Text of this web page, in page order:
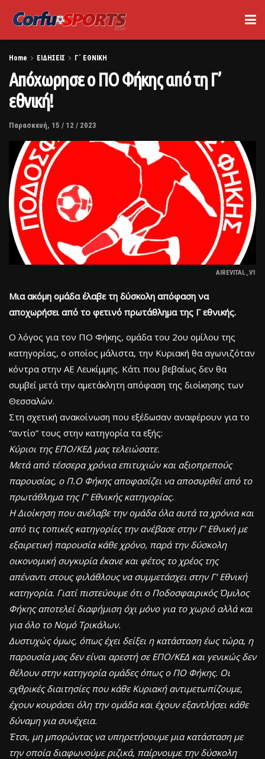
Home ΕΙΔΗΣΕΙΣ Γ΄ ΕΘΝΙΚΗ
Απόχωρησε ο ΠΟ Φήκης από τη Γ’
εθνική!
Παρασκευή, 15 / 12 / 2023
AIREVITAL_V1
Μια ακόμη ομάδα έλαβε τη δύσκολη απόφαση να
αποχωρήσει από το φετινό πρωτάθλημα της Γ εθνικής.
Ο λόγος για τον ΠΟ Φήκης, ομάδα του 2ου ομίλου της
κατηγορίας, ο οποίος μάλιστα, την Κυριακή θα αγωνιζόταν
κόντρα στην ΑΕ Λευκίμμης. Κάτι που βεβαίως δεν θα
συμβεί μετά την αμετάκλητη απόφαση της διοίκησης των
Θεσσαλών.
Στη σχετική ανακοίνωση που εξέδωσαν αναφέρουν για το
“αντίο” τους στην κατηγορία τα εξής:
Κύριοι της ΕΠΟ/ΚΕΔ μας τελειώσατε.
Mετά από τέσσερα χρόνια επιτυχιών και αξιοπρεπούς
παρουσίας, ο Π.Ο Φήκης αποφασίζει να αποσυρθεί από το
πρωτάθλημα της Γ’ Εθνικής κατηγορίας.
Η Διοίκηση που ανέλαβε την ομάδα όλα αυτά τα χρόνια και
από τις τοπικές κατηγορίες την ανέβασε στην Γ’ Εθνική με
εξαιρετική παρουσία κάθε χρόνο, παρά την δύσκολη
οικονομική συγκυρία έκανε και φέτος το χρέος της
απέναντι στους φιλάθλους να συμμετάσχει στην Γ’ Εθνική
κατηγορία. Γιατί πιστεύουμε ότι ο Ποδοσφαιρικός Όμιλος
Φήκης αποτελεί διαφήμιση όχι μόνο για το χωριό αλλά και
για όλο το Νομό Τρικάλων.
Δυστυχώς όμως, όπως έχει δείξει η κατάσταση έως τώρα, η
παρουσία μας δεν είναι αρεστή σε ΕΠΟ/ΚΕΔ και γενικώς δεν
θέλουν στην κατηγορία ομάδες όπως ο ΠΟ Φήκης. Οι
εχθρικές διαιτησίες που κάθε Κυριακή αντιμετωπίζουμε,
έχουν κουράσει όλη την ομάδα και έχουν εξαντλήσει κάθε
δύναμη για συνέχεια.
Έτσι, μη μπορώντας να υπηρετήσουμε μια κατάσταση με
την οποία διαφωνούμε ριζικά, παίρνουμε την δύσκολη